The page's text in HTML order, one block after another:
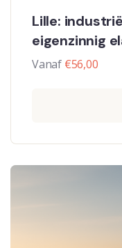
Lille:
eigenzinnig
Vanaf €56,00